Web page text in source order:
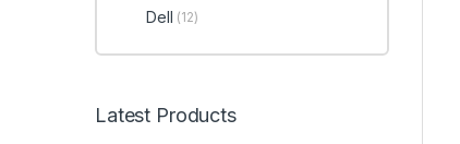
Dell (12)
Latest Products